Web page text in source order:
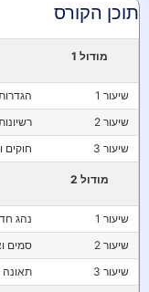
תוכן הקורס
מודול 1
שיעור 1
הגדרות
שיעור 2
שיעור 3
חוקים
מודול 2
שיעור 1
נהג
שיעור 2
סמים
שיעור 3
תאונה